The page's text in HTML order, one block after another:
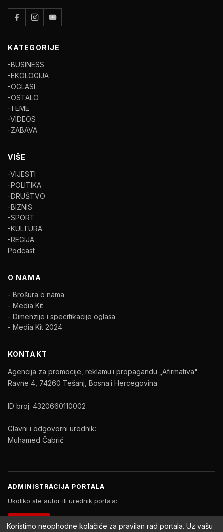
KATEGORIJE
-BUSINESS
-EKOLOGIJA
-OGLASI
-OSTALO
-TEME
-VIDEOS
-ZABAVA
VIŠE
-VIJESTI
-POLITIKA
-DRUŠTVO
-BIZNIS
-SPORT
-KULTURA
-REGIJA
Podcast
O NAMA
- Brošura o nama
- Media Kit
- Dimenzije i specifikacije oglasa
- Media Kit 2024
KONTAKT
Agencija za promocije, reklamu i propagandu „Afirmativa"
Ravne 4, 74260 Tešanj, Bosna i Hercegovina
ID broj: 4320660110002
Glavni i odgovorni urednik:
Muhamed Čabrić
ADMINISTRACIJA PORTALA
Ukoliko ste autor ili urednik portala:
Koristimo neophodne kolačiće za pravilan rad portala. Uz vašu